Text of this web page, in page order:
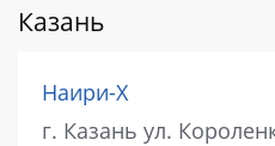
Казань
Наири-Х
г. Казань ул.